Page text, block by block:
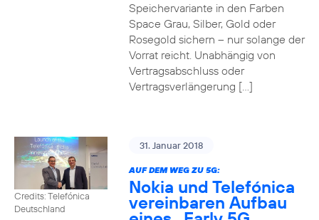
Speichervariante in den Farben
Space Grau, Silber, Gold oder
Rosegold sichern – nur solange der
Vorrat reicht. Unabhängig von
Vertragsabschluss oder
Vertragsverlängerung […]
Credits: Telefónica
Deutschland
31. Januar 2018
AUF DEM WEG ZU 5G:
Nokia und Telefónica
vereinbaren Aufbau